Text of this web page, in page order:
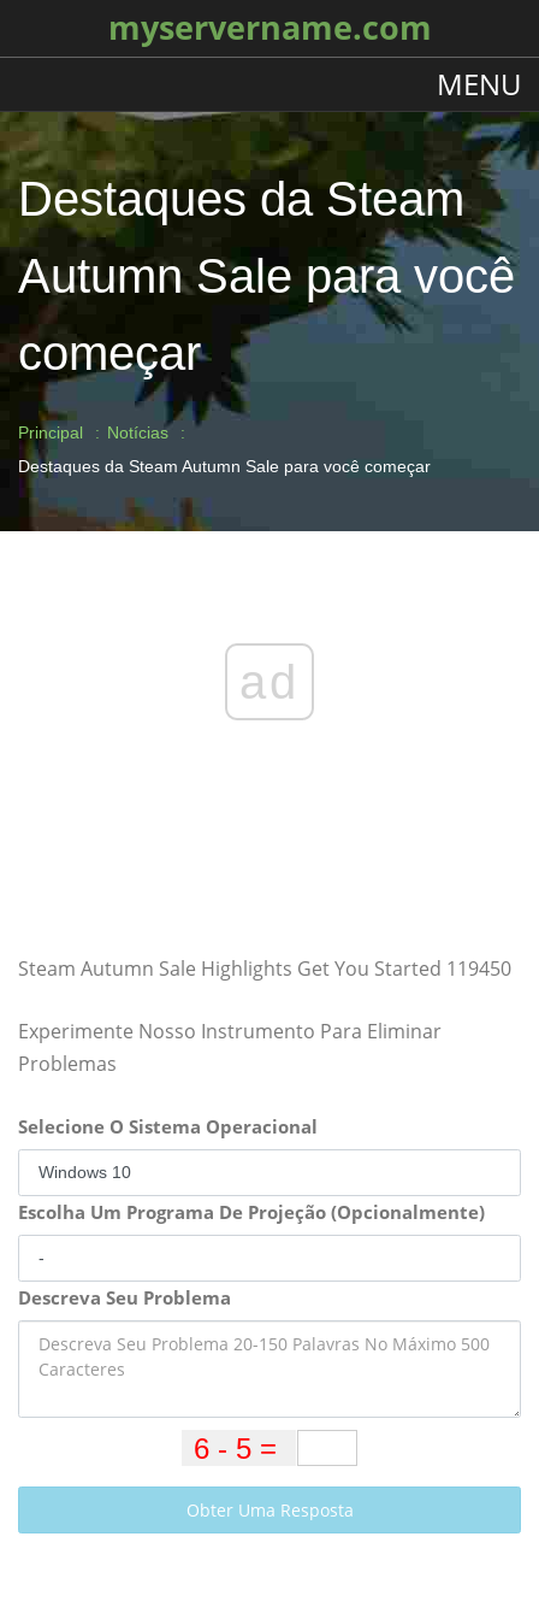
myservername.com
MENU
Destaques da Steam
Autumn Sale para você
começar
Principal
Notícias
Destaques da Steam Autumn Sale para você começar
ad
Steam Autumn Sale Highlights Get You Started 119450
Experimente Nosso Instrumento Para Eliminar
Problemas
Selecione O Sistema Operacional
Escolha Um Programa De Projeção (Opcionalmente)
Descreva Seu Problema
Obter Uma Resposta